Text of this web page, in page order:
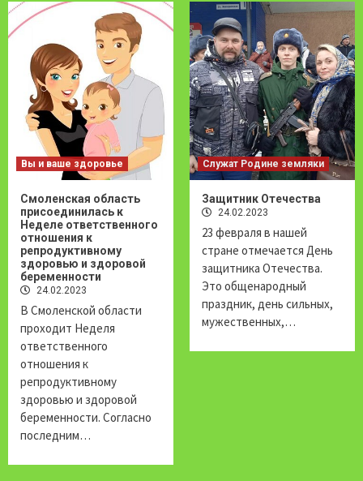
Вы и ваше здоровье
Смоленская область
присоединилась к
Неделе ответственного
отношения к
репродуктивному
здоровью и здоровой
беременности
24.02.2023
В Смоленской области
проходит Неделя
ответственного
отношения к
репродуктивному
здоровью и здоровой
беременности. Согласно
последним…
Служат Родине земляки
Защитник Отечества
24.02.2023
23 февраля в нашей
стране отмечается День
защитника Отечества.
Это общенародный
праздник, день сильных,
мужественных,…